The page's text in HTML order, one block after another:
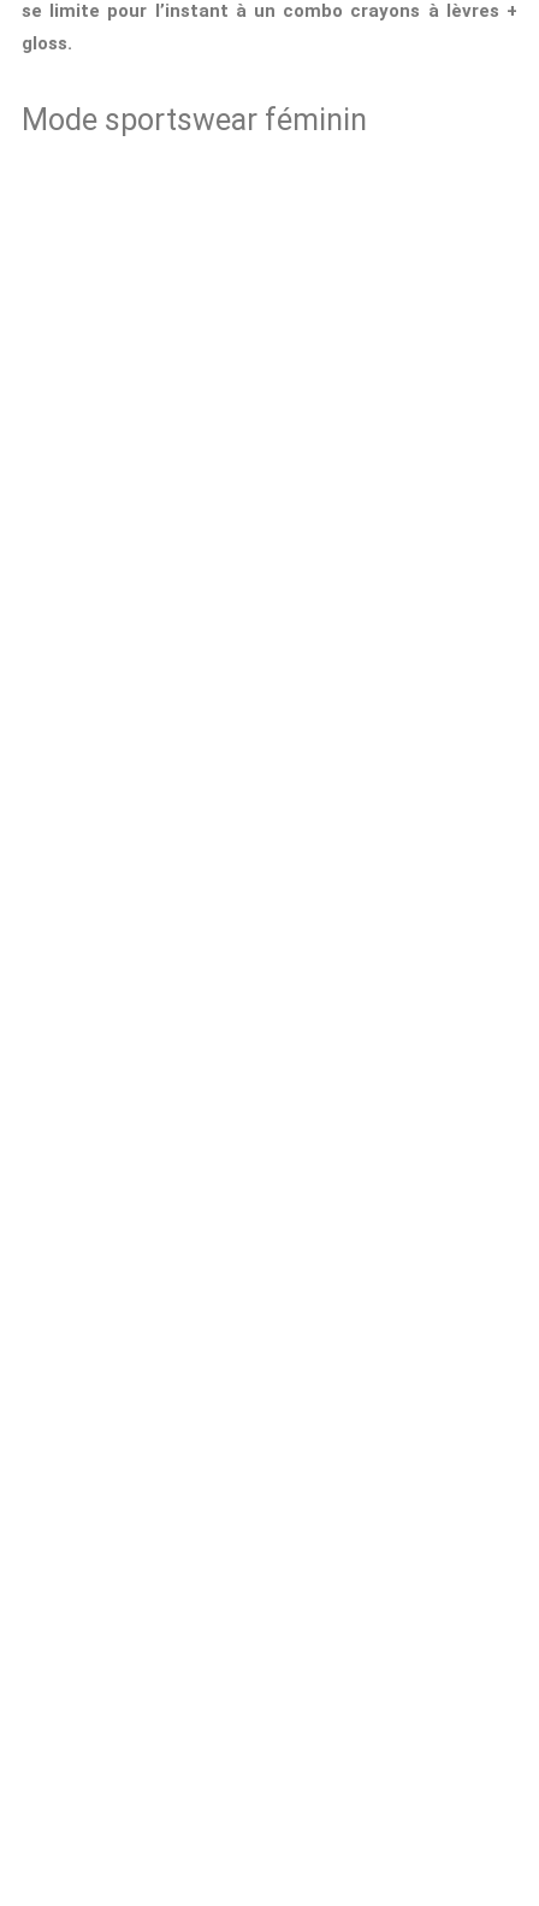
se limite pour l’instant à un combo crayons à lèvres +
gloss.
Mode sportswear féminin